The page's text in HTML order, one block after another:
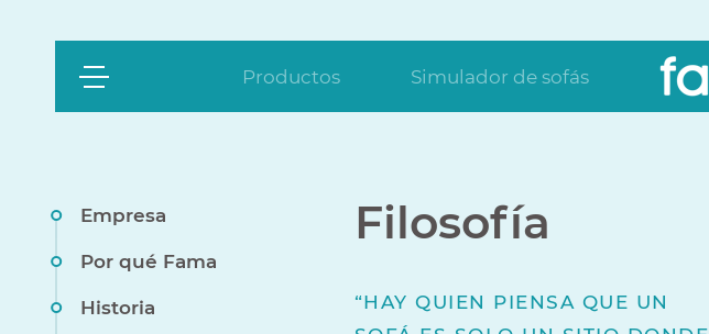
Productos Simulador de sofás
Empresa
Por qué Fama
Historia
Filosofía
“HAY QUIEN PIENSA QUE UN